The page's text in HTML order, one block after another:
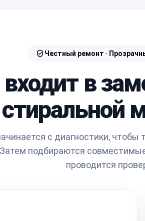
Честный ремонт ·
в
стиральной
с диагностики,
подбираются
проводится